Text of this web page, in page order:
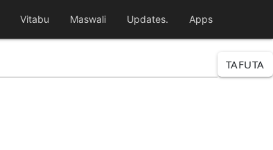
Vitabu Maswali Updates. Apps
TAFUTA